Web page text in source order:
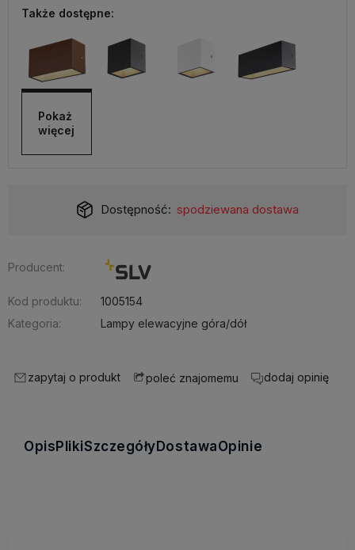
Także dostępne:
Pokaż
więcej
Dostępność: spodziewana dostawa
Producent:
Kod produktu:
1005154
Kategoria:
Lampy elewacyjne góra/dół
zapytaj o produkt poleć znajomemu dodaj opinię
Opis PlikiSzczegóły DostawaOpinie